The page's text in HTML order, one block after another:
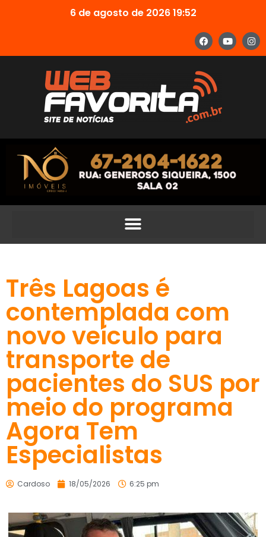
6 de agosto de 2026 19:52
Três Lagoas é
contemplada com
novo veículo para
transporte de
pacientes do SUS por
meio do programa
Agora Tem
Especialistas
Cardoso 18/05/2026 6:25 pm